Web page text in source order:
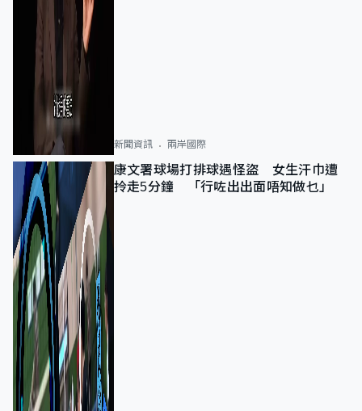
新聞資訊 兩岸國際
康文署球場打排球遇怪盜 女生汗巾遭
拎走5分鐘 「行咗出出面唔知做乜」